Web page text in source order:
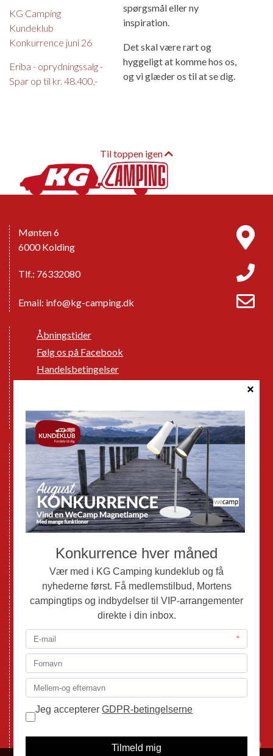
KG Camping
Kundeklub
Konkurrence juni 26
Eriba - oprydningssalg -
Spar op til kr. 48.400,-
spørgsmål eller ny
inspiration.
Det skal være rart og
hyggeligt at komme hos os,
og vi glæder os til at se dig.
Til toppen igen
Mønten 6
6000 Kolding
Tlf.: 76332080
Email: info@kg-camping.dk
Åbningstider
Følg os på Facebook
Handelsbetingelser
GPDR - Optagelse af foto og video
Nye Campingvogne
Nye Autocampere og Vans
Brugte Campingvogne
Brugte Autocampere og Vans
Webshop
Mortens Campingtips
KG Camping Kundeklub
Nyheder
Adria
Adria Autocampere
Eriba
Fendt
Hobby
Randger Van